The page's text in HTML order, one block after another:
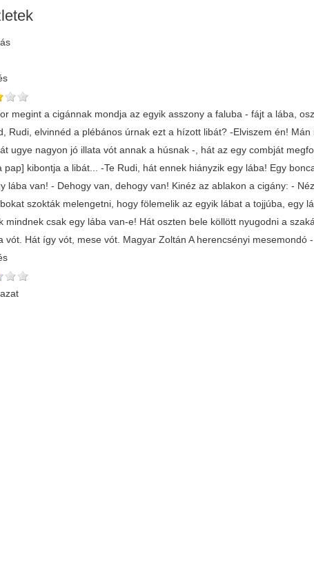
megint a cigánnak mondja az egyik asszony a faluba - fájt a lába,
Rudi, elvinnéd a plébános úrnak ezt a hízott libát? -Elviszem én!
ugye nagyon jó illata vót annak a húsnak -, hát az egy combját
pap] kibontja a libát... -Te Rudi, hát ennek hiányzik egy lába! Egy
lába van! - Dehogy van, dehogy van! Kinéz az ablakon a cigány: -
szokták melengetni, hogy fölemelik az egyik lábat a tojjúba, egy
mindnek csak egy lába van-e! Hát oszten bele köllött nyugodni a
vót. Hát így vót, mese vót. Magyar Zoltán A herencsényi mesemondó